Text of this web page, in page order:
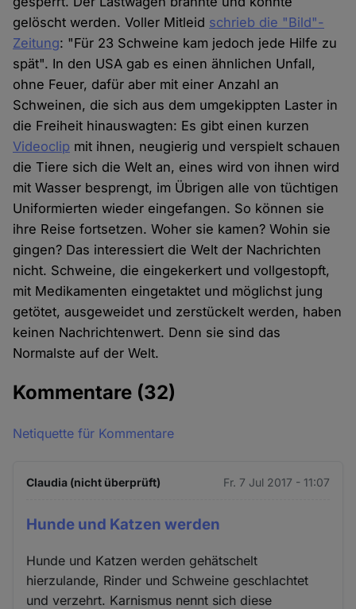
gelöscht werden. Voller Mitleid schrieb die "Bild"-
Zeitung: "Für 23 Schweine kam jedoch jede Hilfe zu
spät". In den USA gab es einen ähnlichen Unfall,
ohne Feuer, dafür aber mit einer Anzahl an
Schweinen, die sich aus dem umgekippten Laster in
die Freiheit hinauswagten: Es gibt einen kurzen
Videoclip mit ihnen, neugierig und verspielt schauen
die Tiere sich die Welt an, eines wird von ihnen wird
mit Wasser besprengt, im Übrigen alle von tüchtigen
Uniformierten wieder eingefangen. So können sie
ihre Reise fortsetzen. Woher sie kamen? Wohin sie
gingen? Das interessiert die Welt der Nachrichten
nicht. Schweine, die eingekerkert und vollgestopft,
mit Medikamenten eingetaktet und möglichst jung
getötet, ausgeweidet und zerstückelt werden, haben
keinen Nachrichtenwert. Denn sie sind das
Normalste auf der Welt.
Kommentare (32)
Netiquette für Kommentare
Claudia (nicht überprüft) Fr. 7 Jul 2017 - 11:07
Hunde und Katzen werden
Hunde und Katzen werden gehätschelt
hierzulande, Rinder und Schweine geschlachtet
und verzehrt. Karnismus nennt sich diese